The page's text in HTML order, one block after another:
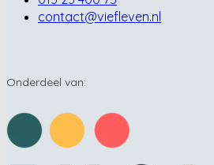
contact@viefleven.nl
Onderdeel van: